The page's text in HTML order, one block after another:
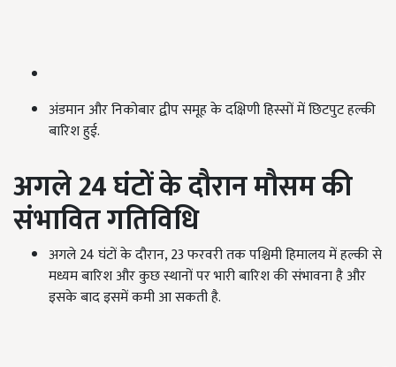
अंडमान और निकोबार द्वीप समूह के दक्षिणी हिस्सों में छिटपुट हल्की
बारिश हुई.
अगले 24 घंटों के दौरान मौसम की
संभावित गतिविधि
अगले 24 घंटों के दौरान, 23 फरवरी तक पश्चिमी हिमालय में हल्की से
मध्यम बारिश और कुछ स्थानों पर भारी बारिश की संभावना है और
इसके बाद इसमें कमी आ सकती है.